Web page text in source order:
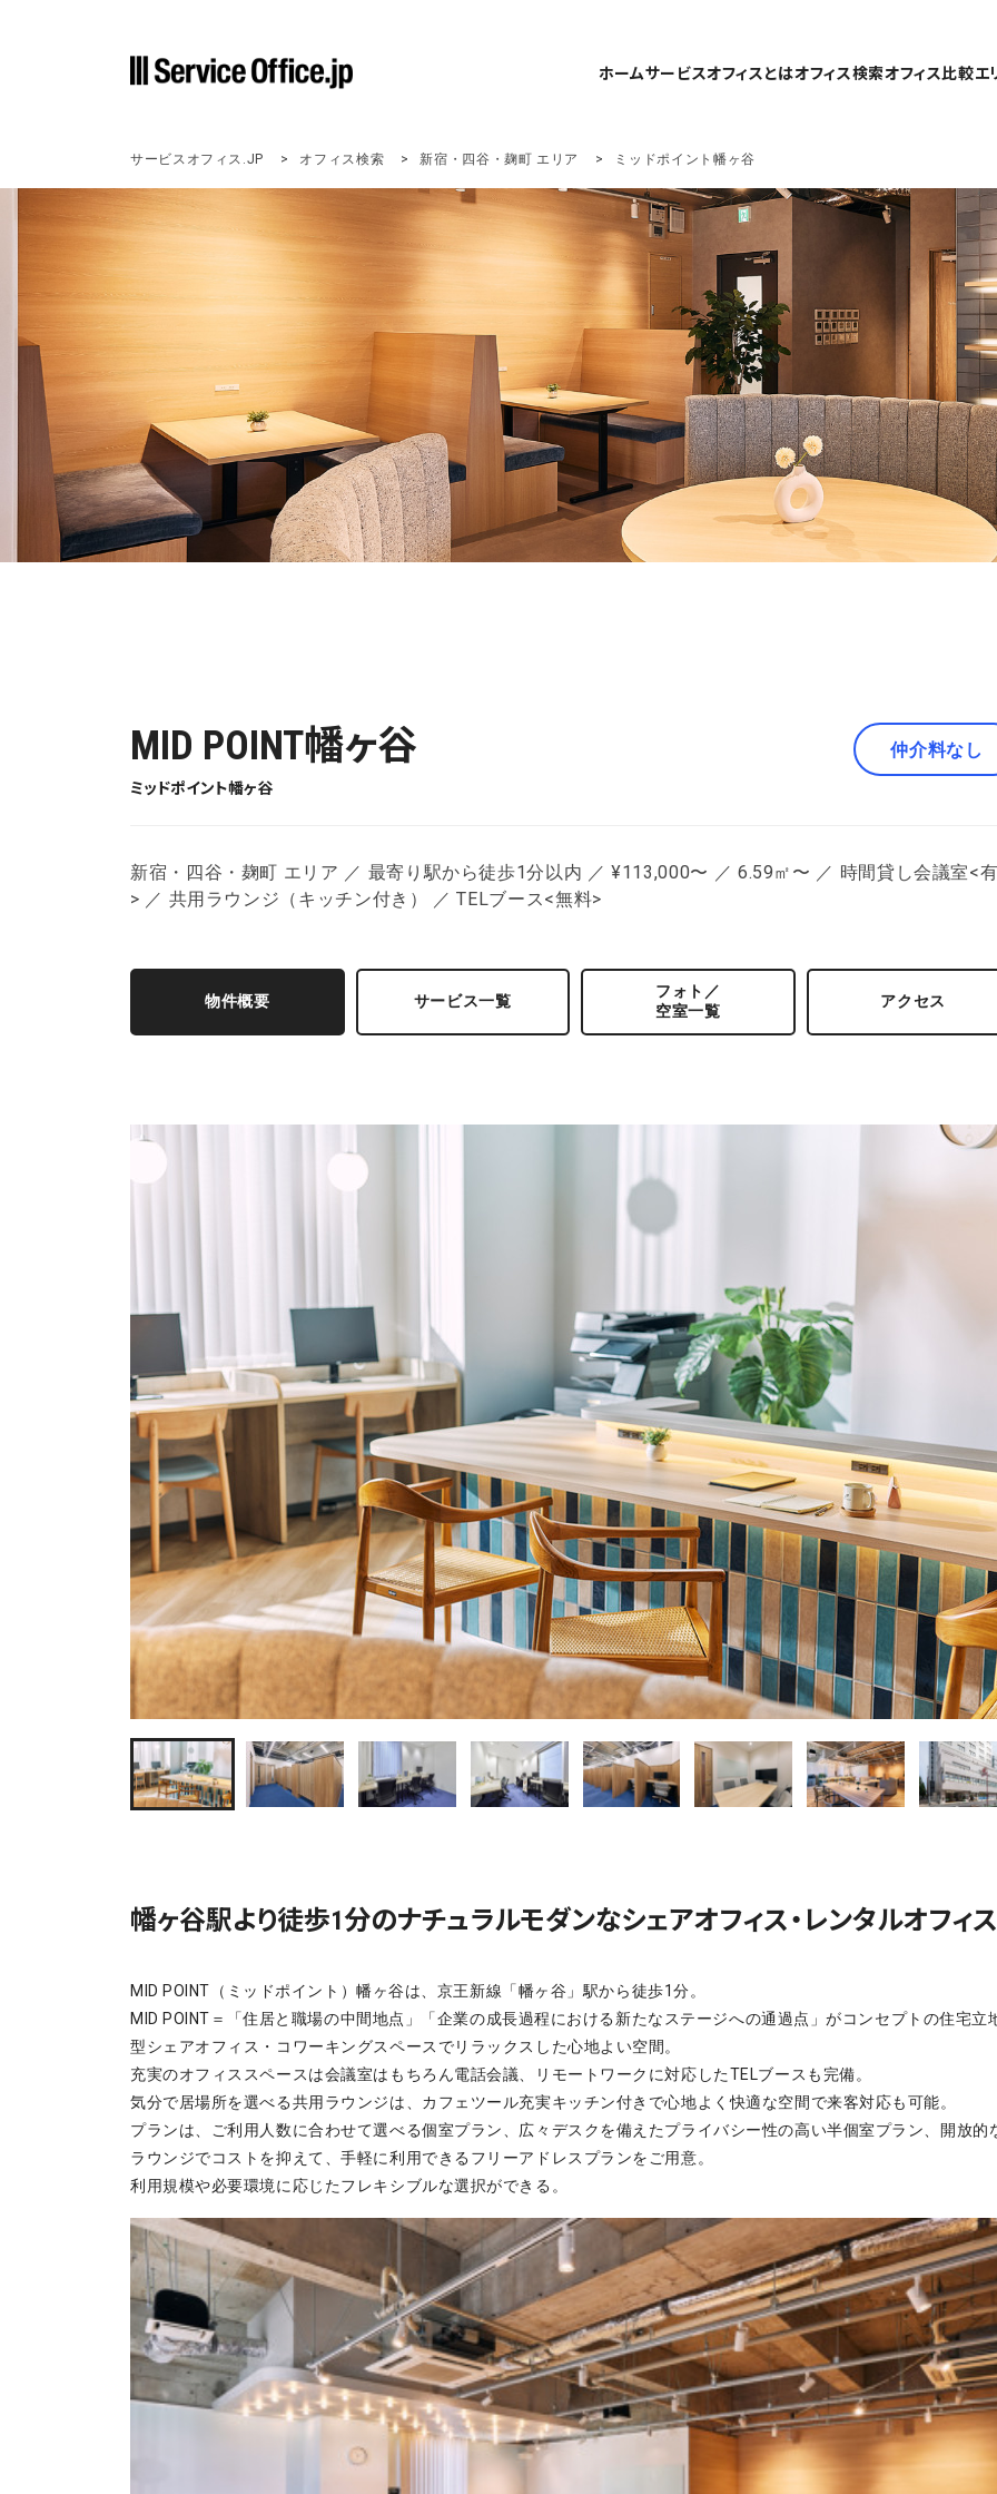
ホームサービスオフィスとはオフィス検索オフィス比較エ
サービスオフィス.JP オフィス検索 新宿・四谷・麹町 エリア ミッドポイント幡ヶ谷
MID POINT幡ヶ谷
ミッドポイント幡ヶ谷
仲介料なし
新宿・四谷・麹町 エリア ／ 最寄り駅から徒歩1分以内 ／ ¥113,000〜 ／ 6.59㎡〜 ／ 時間貸し会議室<
> ／ 共用ラウンジ（キッチン付き） ／ TELブース<無料>
物件概要 サービス一覧
フォト／
空室一覧
アクセス
幡ヶ谷駅より徒歩1分のナチュラルモダンなシェアオフィス・レンタルオフィ
MID POINT（ミッドポイント）幡ヶ谷は、京王新線「幡ヶ谷」駅から徒歩1分。
MID POINT＝「住居と職場の中間地点」「企業の成長過程における新たなステージへの通過点」がコンセプトの住宅立
型シェアオフィス・コワーキングスペースでリラックスした心地よい空間。
充実のオフィススペースは会議室はもちろん電話会議、リモートワークに対応したTELブースも完備。
気分で居場所を選べる共用ラウンジは、カフェツール充実キッチン付きで心地よく快適な空間で来客対応も可能。
プランは、ご利用人数に合わせて選べる個室プラン、広々デスクを備えたプライバシー性の高い半個室プラン、開放的
ラウンジでコストを抑えて、手軽に利用できるフリーアドレスプランをご用意。
利用規模や必要環境に応じたフレキシブルな選択ができる。